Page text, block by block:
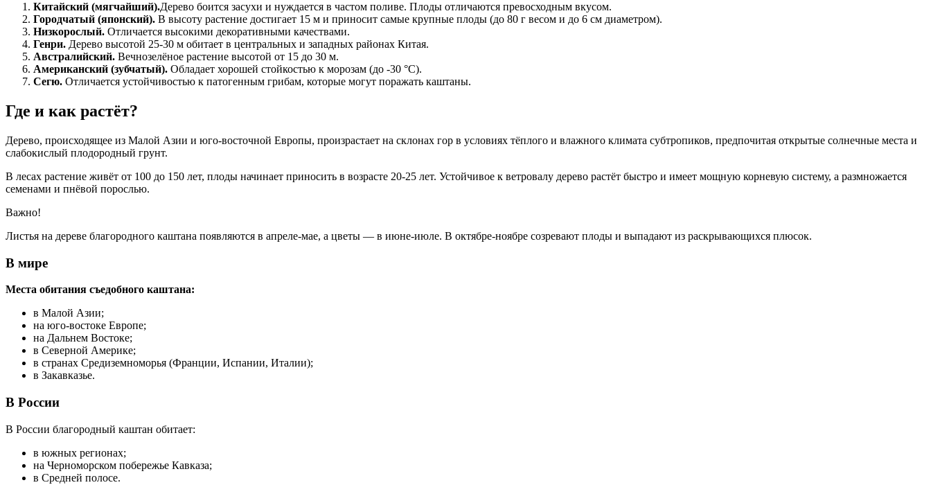
Китайский (мягчайший).Дерево боится засухи и нуждается в частом поливе. Плоды отличаются превосходным вкусом.
Городчатый (японский). В высоту растение достигает 15 м и приносит самые крупные плоды (до 80 г весом и до 6 см диаметром).
Низкорослый. Отличается высокими декоративными качествами.
Генри. Дерево высотой 25-30 м обитает в центральных и западных районах Китая.
Австралийский. Вечнозелёное растение высотой от 15 до 30 м.
Американский (зубчатый). Обладает хорошей стойкостью к морозам (до -30 °С).
Сегю. Отличается устойчивостью к патогенным грибам, которые могут поражать каштаны.
Где и как растёт?
Дерево, происходящее из Малой Азии и юго-восточной Европы, произрастает на склонах гор в условиях тёплого и влажного климата субтропиков, предпочитая открытые солнечные места и
слабокислый плодородный грунт.
В лесах растение живёт от 100 до 150 лет, плоды начинает приносить в возрасте 20-25 лет. Устойчивое к ветровалу дерево растёт быстро и имеет мощную корневую систему, а размножается
семенами и пнёвой порослью.
Важно!
Листья на дереве благородного каштана появляются в апреле-мае, а цветы — в июне-июле. В октябре-ноябре созревают плоды и выпадают из раскрывающихся плюсок.
В мире
Места обитания съедобного каштана:
в Малой Азии;
на юго-востоке Европе;
на Дальнем Востоке;
в Северной Америке;
в странах Средиземноморья (Франции, Испании, Италии);
в Закавказье.
В России
В России благородный каштан обитает:
в южных регионах;
на Черноморском побережье Кавказа;
в Средней полосе.